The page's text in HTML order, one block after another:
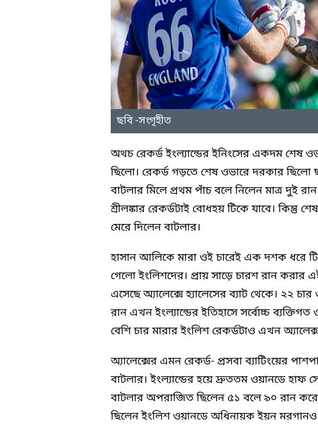
ছবি -সংগৃহীত
অথচ রেকর্ড ইংল্যান্ডের ইনিংসের একদম শেষ
ছিলো। রেকর্ড গড়তে শেষ ওভারে দরকার
বাটলার মিলে প্রথম পাঁচ বলে নিলেন মাত্র দুই
শ্রীলঙ্কার রেকর্ডটাই বোধহয় টিকে যাবে। কিন্তু
মেরে দিলেন বাটলার।
হাসান আলিকে মারা ওই চারেই এক দশক ধরে
গেলো ইংলিশদের। প্রায় সাড়ে চারশ রান করার
এসেছে অ্যালেক্সে হ্যালেসের ব্যাট থেকে। ২২
রান এখন ইংল্যান্ডের ইতিহাসে সর্বোচ্চ
বেশি চার মারার ইংলিশ রেকর্ডটাও এখন
অ্যালেক্সের এমন রেকর্ড- প্রসবা ব্যাটিংয়ের
বাটলার। ইংল্যান্ডের হয়ে দ্রুততম ওয়ানডে হাফ
বাটলার অপরাজিত ছিলেন ৫১ বলে ৯০ রান
ছিলেন ইংলিশ ওয়ানডে অধিনায়ক ইয়ন